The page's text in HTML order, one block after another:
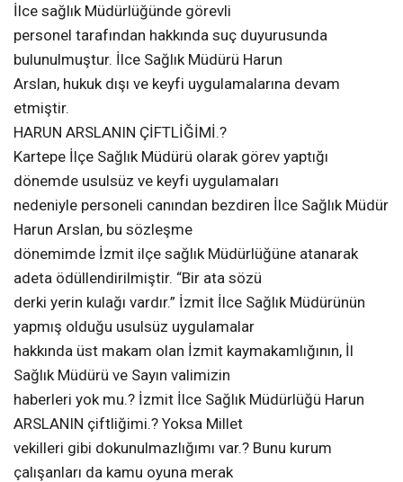
İlce sağlık Müdürlüğünde görevli
personel tarafından hakkında suç duyurusunda
bulunulmuştur. İlce Sağlık Müdürü Harun
Arslan, hukuk dışı ve keyfi uygulamalarına devam
etmiştir.
HARUN ARSLANIN ÇİFTLİĞİMİ.?
Kartepe İlçe Sağlık Müdürü olarak görev yaptığı
dönemde usulsüz ve keyfi uygulamaları
nedeniyle personeli canından bezdiren İlce Sağlık Müdür
Harun Arslan, bu sözleşme
dönemimde İzmit ilçe sağlık Müdürlüğüne atanarak
adeta ödüllendirilmiştir. “Bir ata sözü
derki yerin kulağı vardır.” İzmit İlce Sağlık Müdürünün
yapmış olduğu usulsüz uygulamalar
hakkında üst makam olan İzmit kaymakamlığının, İl
Sağlık Müdürü ve Sayın valimizin
haberleri yok mu.? İzmit İlce Sağlık Müdürlüğü Harun
ARSLANIN çiftliğimi.? Yoksa Millet
vekilleri gibi dokunulmazlığımı var.? Bunu kurum
çalışanları da kamu oyuna merak